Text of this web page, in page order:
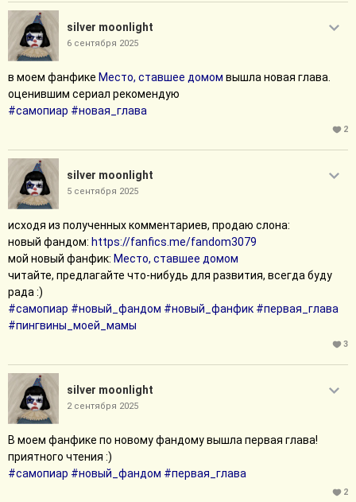
silver moonlight
6 сентября 2025
в моем фанфике Место, ставшее домом вышла новая глава.
оценившим сериал рекомендую
#самопиар #новая_глава
2
silver moonlight
5 сентября 2025
исходя из полученных комментариев, продаю слона:
новый фандом: https://fanfics.me/fandom3079
мой новый фанфик: Место, ставшее домом
читайте, предлагайте что-нибудь для развития, всегда буду
рада :)
#самопиар #новый_фандом #новый_фанфик #первая_глава
#пингвины_моей_мамы
3
silver moonlight
2 сентября 2025
В моем фанфике по новому фандому вышла первая глава!
приятного чтения :)
#самопиар #новый_фандом #первая_глава
2